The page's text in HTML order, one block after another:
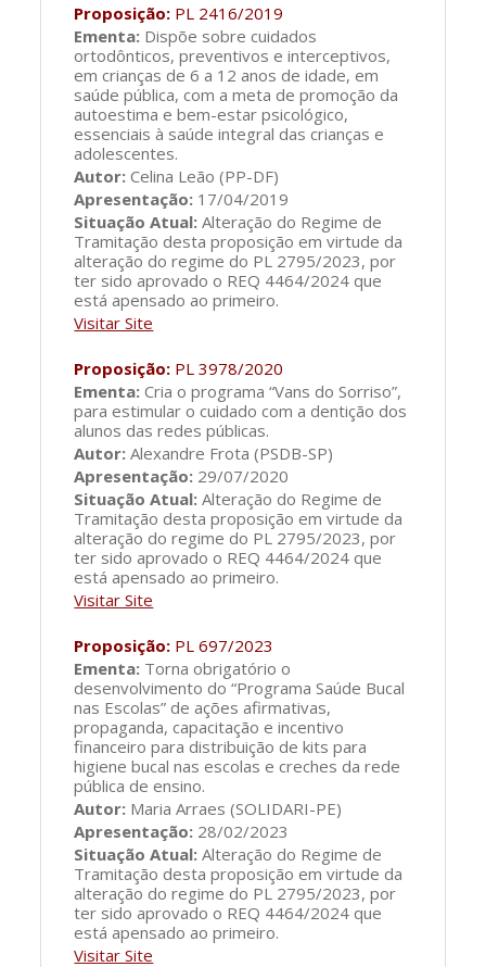
Proposição: PL 2416/2019
Ementa: Dispõe sobre cuidados
ortodônticos, preventivos e interceptivos,
em crianças de 6 a 12 anos de idade, em
saúde pública, com a meta de promoção da
autoestima e bem-estar psicológico,
essenciais à saúde integral das crianças e
adolescentes.
Autor:Celina Leão (PP-DF)
Apresentação: 17/04/2019
Situação Atual: Alteração do Regime de
Tramitação desta proposição em virtude da
alteração do regime do PL 2795/2023, por
ter sido aprovado o REQ 4464/2024 que
está apensado ao primeiro.
Visitar Site
Proposição: PL 3978/2020
Ementa:Cria o programa “Vans do Sorriso”,
para estimular o cuidado com a dentição dos
alunos das redes públicas.
Autor: Alexandre Frota (PSDB-SP)
Apresentação: 29/07/2020
Situação Atual: Alteração do Regime de
Tramitação desta proposição em virtude da
alteração do regime do PL 2795/2023, por
ter sido aprovado o REQ 4464/2024 que
está apensado ao primeiro.
Visitar Site
Proposição: PL 697/2023
Ementa: Torna obrigatório o
desenvolvimento do “Programa Saúde Bucal
nas Escolas” de ações afirmativas,
propaganda, capacitação e incentivo
financeiro para distribuição de kits para
higiene bucal nas escolas e creches da rede
pública de ensino.
Autor: Maria Arraes (SOLIDARI-PE)
Apresentação: 28/02/2023
Situação Atual: Alteração do Regime de
Tramitação desta proposição em virtude da
alteração do regime do PL 2795/2023, por
ter sido aprovado o REQ 4464/2024 que
está apensado ao primeiro.
Visitar Site